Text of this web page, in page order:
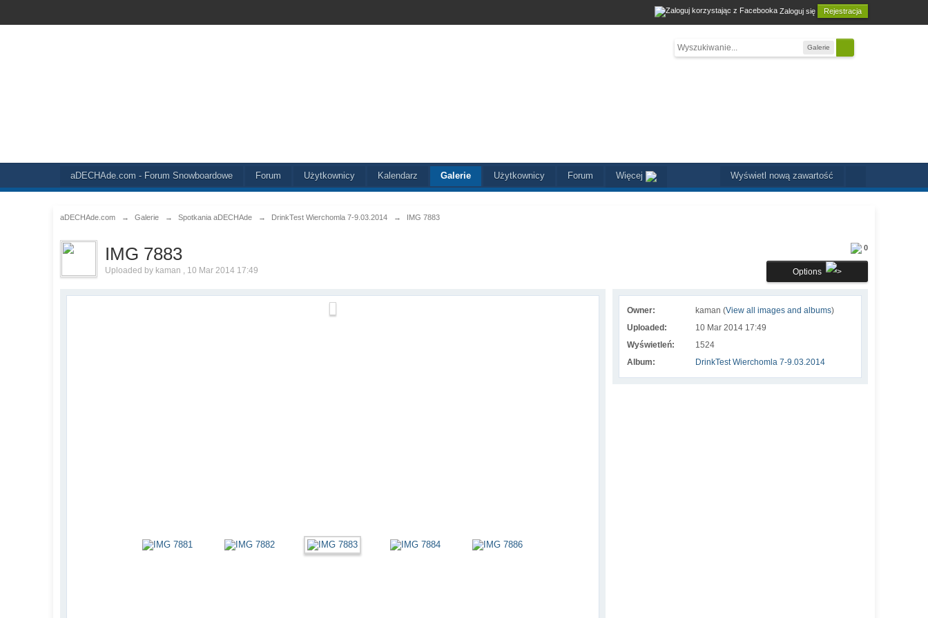
Zaloguj się Rejestracja
Galerie
Wyświetl nową zawartość
aDECHAde.com - Forum Snowboardowe Forum Użytkownicy Kalendarz Galerie Użytkownicy Forum Więcej
aDECHAde.com → Galerie → Spotkania aDECHAde → DrinkTest Wierchomla 7-9.03.2014 → IMG 7883
0
Options
IMG 7883
Uploaded by kaman , 10 Mar 2014 17:49
Owner: kaman (View all images and albums)
Uploaded:
10 Mar 2014 17:49
Wyświetleń:
1524
Album:
DrinkTest Wierchomla 7-9.03.2014